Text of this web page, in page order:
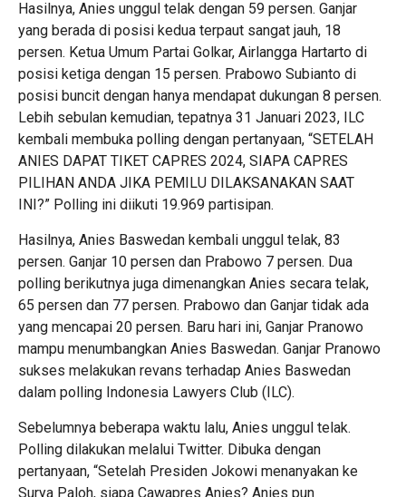
Hasilnya, Anies unggul telak dengan 59 persen. Ganjar
yang berada di posisi kedua terpaut sangat jauh, 18
persen. Ketua Umum Partai Golkar, Airlangga Hartarto di
posisi ketiga dengan 15 persen. Prabowo Subianto di
posisi buncit dengan hanya mendapat dukungan 8 persen.
Lebih sebulan kemudian, tepatnya 31 Januari 2023, ILC
kembali membuka polling dengan pertanyaan, “SETELAH
ANIES DAPAT TIKET CAPRES 2024, SIAPA CAPRES
PILIHAN ANDA JIKA PEMILU DILAKSANAKAN SAAT
INI?” Polling ini diikuti 19.969 partisipan.
Hasilnya, Anies Baswedan kembali unggul telak, 83
persen. Ganjar 10 persen dan Prabowo 7 persen. Dua
polling berikutnya juga dimenangkan Anies secara telak,
65 persen dan 77 persen. Prabowo dan Ganjar tidak ada
yang mencapai 20 persen. Baru hari ini, Ganjar Pranowo
mampu menumbangkan Anies Baswedan. Ganjar Pranowo
sukses melakukan revans terhadap Anies Baswedan
dalam polling Indonesia Lawyers Club (ILC).
Sebelumnya beberapa waktu lalu, Anies unggul telak.
Polling dilakukan melalui Twitter. Dibuka dengan
pertanyaan, “Setelah Presiden Jokowi menanyakan ke
Surya Paloh, siapa Cawapres Anies? Anies pun